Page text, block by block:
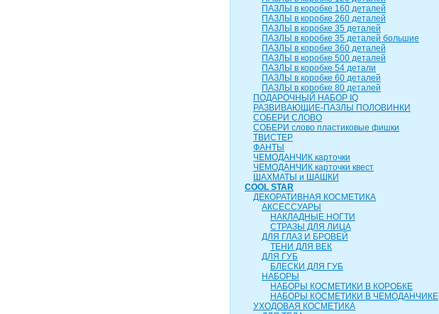
ПАЗЛЫ в коробке 160 деталей
ПАЗЛЫ в коробке 260 деталей
ПАЗЛЫ в коробке 35 деталей
ПАЗЛЫ в коробке 35 деталей большие
ПАЗЛЫ в коробке 360 деталей
ПАЗЛЫ в коробке 500 деталей
ПАЗЛЫ в коробке 54 детали
ПАЗЛЫ в коробке 60 деталей
ПАЗЛЫ в коробке 80 деталей
ПОДАРОЧНЫЙ НАБОР IQ
РАЗВИВАЮЩИЕ-ПАЗЛЫ ПОЛОВИНКИ
СОБЕРИ СЛОВО
СОБЕРИ слово пластиковые фишки
ТВИСТЕР
ФАНТЫ
ЧЕМОДАНЧИК карточки
ЧЕМОДАНЧИК карточки квест
ШАХМАТЫ и ШАШКИ
COOL STAR
ДЕКОРАТИВНАЯ КОСМЕТИКА
АКСЕССУАРЫ
НАКЛАДНЫЕ НОГТИ
СТРАЗЫ ДЛЯ ЛИЦА
ДЛЯ ГЛАЗ И БРОВЕЙ
ТЕНИ ДЛЯ ВЕК
ДЛЯ ГУБ
БЛЕСКИ ДЛЯ ГУБ
НАБОРЫ
НАБОРЫ КОСМЕТИКИ В КОРОБКЕ
НАБОРЫ КОСМЕТИКИ В ЧЕМОДАНЧИКЕ
УХОДОВАЯ КОСМЕТИКА